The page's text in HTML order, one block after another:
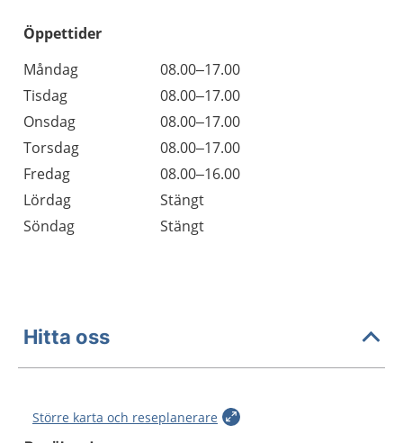
Öppettider
Dag
Öppettider
Kommentarer
Måndag
08.00–17.00
Tisdag
08.00–17.00
Onsdag
08.00–17.00
Torsdag
08.00–17.00
Fredag
08.00–16.00
Lördag
Stängt
Söndag
Stängt
Hitta oss
Större karta och reseplanerare